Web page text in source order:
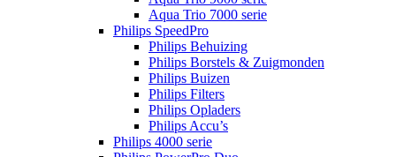
Aqua Trio 7000 serie
Philips SpeedPro
Philips Behuizing
Philips Borstels & Zuigmonden
Philips Buizen
Philips Filters
Philips Opladers
Philips Accu’s
Philips 4000 serie